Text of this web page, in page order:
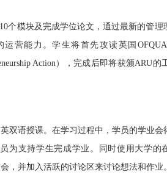
个模块及完成学位论文，通过最新的管理
能力。学生将首先攻读英国
Action），完成后即将获颁ARU
语授课。在学习过程中，学员的学业会
支持学生完成学业。同时使用大学的在
，并加入活跃的讨论区来讨论想法和作业